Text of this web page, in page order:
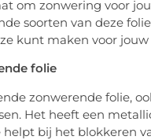
om zonwering voor
soorten van deze
kunt maken voor
folie
zonwerende folie,
Het heeft een
helpt bij het blokkeren